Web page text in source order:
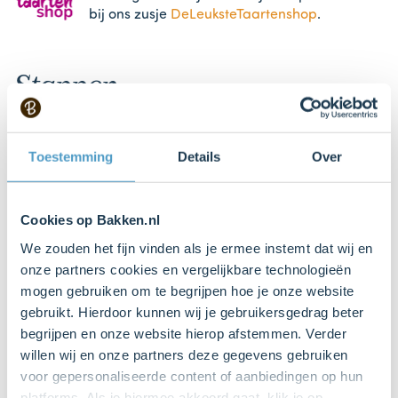
Toestemming Details Over
Cookies op Bakken.nl
We zouden het fijn vinden als je ermee instemt dat wij en
onze partners cookies en vergelijkbare technologieën
mogen gebruiken om te begrijpen hoe je onze website
gebruikt. Hierdoor kunnen wij je gebruikersgedrag beter
begrijpen en onze website hierop afstemmen. Verder
willen wij en onze partners deze gegevens gebruiken
voor gepersonaliseerde content of aanbiedingen op hun
bij ons zusje DeLeuksteTaartenshop.
Stappen
1. Voorbereiden
Wel derozijnen (100 g)
minuten) en dep ze droog. Plaats het rooster iets
onder het midden van de oven en verwarm de oven
voor (elektrisch 180°C / hetelucht 165°C ). Vet de
(bijv. Dr. Oetker).